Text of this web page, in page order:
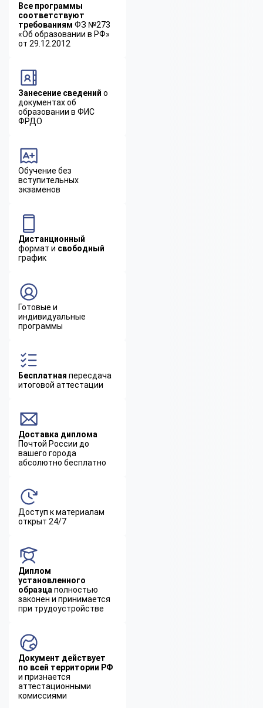
Все программы
соответствуют
требованиям ФЗ №273
«Об образовании в РФ»
от 29.12.2012
Занесение сведений о
документах об
образовании в ФИС
ФРДО
Обучение без
вступительных
экзаменов
Дистанционный
формат и свободный
график
Готовые и
индивидуальные
программы
Бесплатная пересдача
итоговой аттестации
Доставка диплома
Почтой России до
вашего города
абсолютно бесплатно
Доступ к материалам
открыт 24/7
Диплом
установленного
образца полностью
законен и принимается
при трудоустройстве
Документ действует
по всей территории РФ
и признается
аттестационными
комиссиями